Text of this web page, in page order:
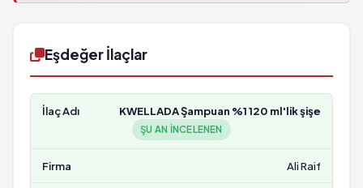
Eşdeğer İlaçlar
KWELLADA Şampuan %1 120 ml'lik şişe
ŞU AN INCELENEN
Ali Raif